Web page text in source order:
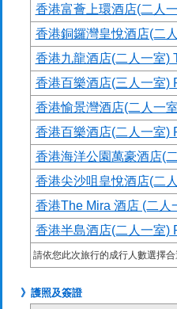
香港富薈上環酒店(二人
香港銅鑼灣皇悅酒店(二
香港九龍酒店(二人一室)
香港百樂酒店(三人一室)
香港愉景灣酒店(二人一
香港百樂酒店(二人一室)
香港海洋公園萬豪酒店(
香港尖沙咀皇悅酒店(二
香港The Mira 酒店 (二人
香港半島酒店(二人一室)
請依您此次旅行的成行人數選擇合
》護照及簽證